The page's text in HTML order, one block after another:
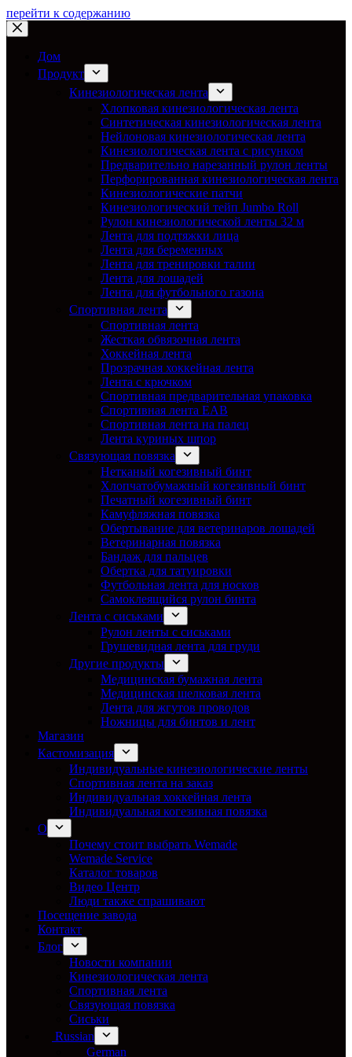
перейти к содержанию
Дом
Продукт
Кинезиологическая лента
Хлопковая кинезиологическая лента
Синтетическая кинезиологическая лента
Нейлоновая кинезиологическая лента
Кинезиологическая лента с рисунком
Предварительно нарезанный рулон ленты
Перфорированная кинезиологическая лента
Кинезиологические патчи
Кинезиологический тейп Jumbo Roll
Рулон кинезиологической ленты 32 м
Лента для подтяжки лица
Лента для беременных
Лента для тренировки талии
Лента для лошадей
Лента для футбольного газона
Спортивная лента
Спортивная лента
Жесткая обвязочная лента
Хоккейная лента
Прозрачная хоккейная лента
Лента с крючком
Спортивная предварительная упаковка
Спортивная лента EAB
Спортивная лента на палец
Лента куриных шпор
Связующая повязка
Нетканый когезивный бинт
Хлопчатобумажный когезивный бинт
Печатный когезивный бинт
Камуфляжная повязка
Обертывание для ветеринаров лошадей
Ветеринарная повязка
Бандаж для пальцев
Обертка для татуировки
Футбольная лента для носков
Самоклеящийся рулон бинта
Лента с сиськами
Рулон ленты с сиськами
Грушевидная лента для груди
Другие продукты
Медицинская бумажная лента
Медицинская шелковая лента
Лента для жгутов проводов
Ножницы для бинтов и лент
Магазин
Кастомизация
Индивидуальные кинезиологические ленты
Спортивная лента на заказ
Индивидуальная хоккейная лента
Индивидуальная когезивная повязка
О
Почему стоит выбрать Wemade
Wemade Service
Каталог товаров
Видео Центр
Люди также спрашивают
Посещение завода
Контакт
Блог
Новости компании
Кинезиологическая лента
Спортивная лента
Связующая повязка
Сиськи
Russian
German